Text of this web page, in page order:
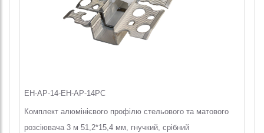
EH-AP-14-EH-AP-14PC
Комплект алюмінієвого профілю стельового та матового
розсіювача 3 м 51,2*15,4 мм, гнучкий, срібний